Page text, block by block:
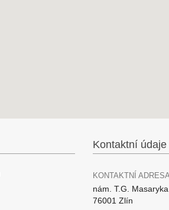
Kontaktní údaje
KONTAKTNÍ
nám. T.G.
76001 Zlín